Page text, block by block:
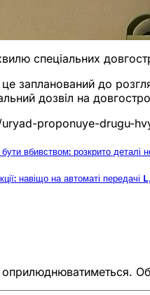
спеціальних
запланований до
дозвіл на
proponuye-drugu-
вбивством: розкрито деталі
навіщо на автоматі передачі